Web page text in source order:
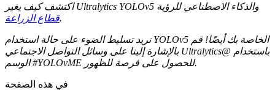
اكتشف كيف يغير Ultralytics YOLOv5 والذكاء الاصطناعي للرؤية
قطاع الزراعة.
نريد تسليط الضوء على حالة استخدام YOLOv5 الخاصة بك أيضًا! قم
بالإشارة إلينا على وسائل التواصل الاجتماعي Ultralytics@ باستخدام
الوسم #YOLOvME للحصول على فرصة للظهور.
في هذه الصفحة